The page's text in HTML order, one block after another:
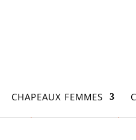
CHAPEAUX FEMMES